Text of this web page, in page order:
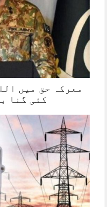
معرکہ حق میں
کئی گنا